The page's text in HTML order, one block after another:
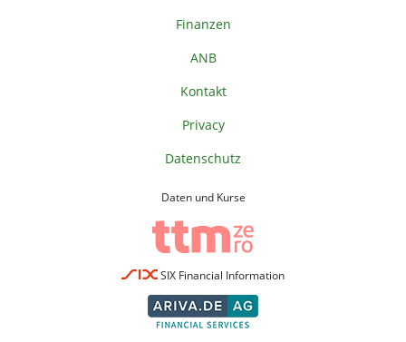
Finanzen
ANB
Kontakt
Privacy
Datenschutz
Daten und Kurse
SIX Financial Information